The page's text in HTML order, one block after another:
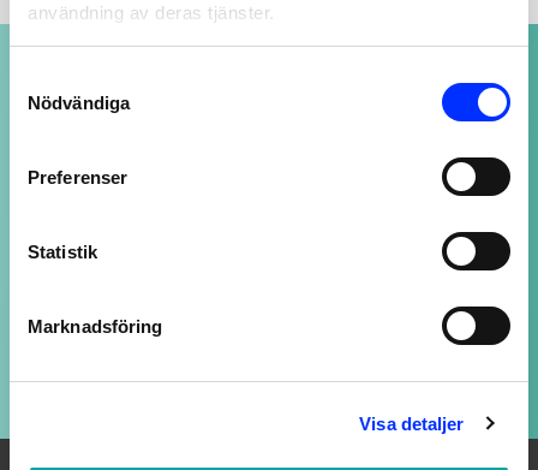
användning av deras tjänster.
Selection
Nödvändiga
Preferenser
Statistik
Marknadsföring
Visa detaljer
kvällar och helger, fast med längre svarstid.